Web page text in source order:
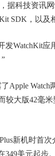
，据科技资讯
SDK，以及
WatchKit应
Apple
较大版42毫
新机时首
美元起步。